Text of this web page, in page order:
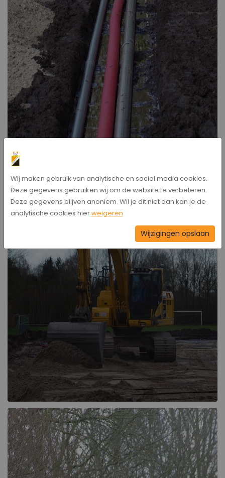
Wij maken gebruik van analytische en social media cookies.
Deze gegevens gebruiken wij om de website te verbeteren.
Deze gegevens blijven anoniem. Wil je dit niet dan kan je de
analytische cookies hierweigeren
Wijzigingen opslaan